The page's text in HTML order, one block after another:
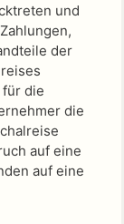
und
der
die
die
auf eine
auf eine